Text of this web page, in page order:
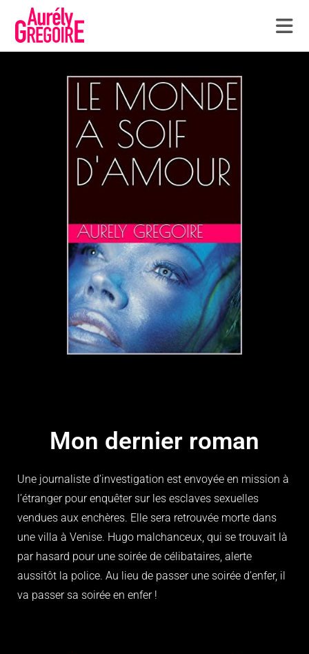
Mon dernier roman
Une journaliste d’investigation est envoyée en mission à
l’étranger pour enquêter sur les esclaves sexuelles
vendues aux enchères. Elle sera retrouvée morte dans
une villa à Venise. Hugo malchanceux, qui se trouvait là
par hasard pour une soirée de célibataires, alerte
aussitôt la police. Au lieu de passer une soirée d’enfer, il
va passer sa soirée en enfer !